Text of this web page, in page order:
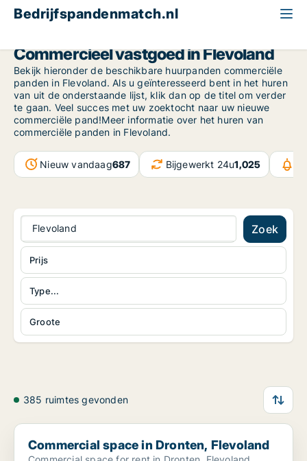
Bedrijfspandenmatch.nl
Commercieel vastgoed in Flevoland
Bekijk hieronder de beschikbare huurpanden commerciële
panden in Flevoland. Als u geïnteresseerd bent in het huren
van uit de onderstaande lijst, klik dan op de titel om verder
te gaan. Veel succes met uw zoektocht naar uw nieuwe
commerciële pand!Meer informatie over het huren van
commerciële panden in Flevoland.
Nieuw vandaag687 Bijgewerkt 24u1,025
Flevoland Zoek
Type...
Groote
Prijs
385 ruimtes gevonden
Commercial space in Dronten, Flevoland
Commercial space in Dronten, Flevoland